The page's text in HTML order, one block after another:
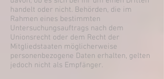
handelt oder nicht. Behörden, die im
Rahmen eines bestimmten
Untersuchungsauftrags nach dem
Unionsrecht oder dem Recht der
Mitgliedstaaten möglicherweise
personenbezogene Daten erhalten, gelten
jedoch nicht als Empfänger.